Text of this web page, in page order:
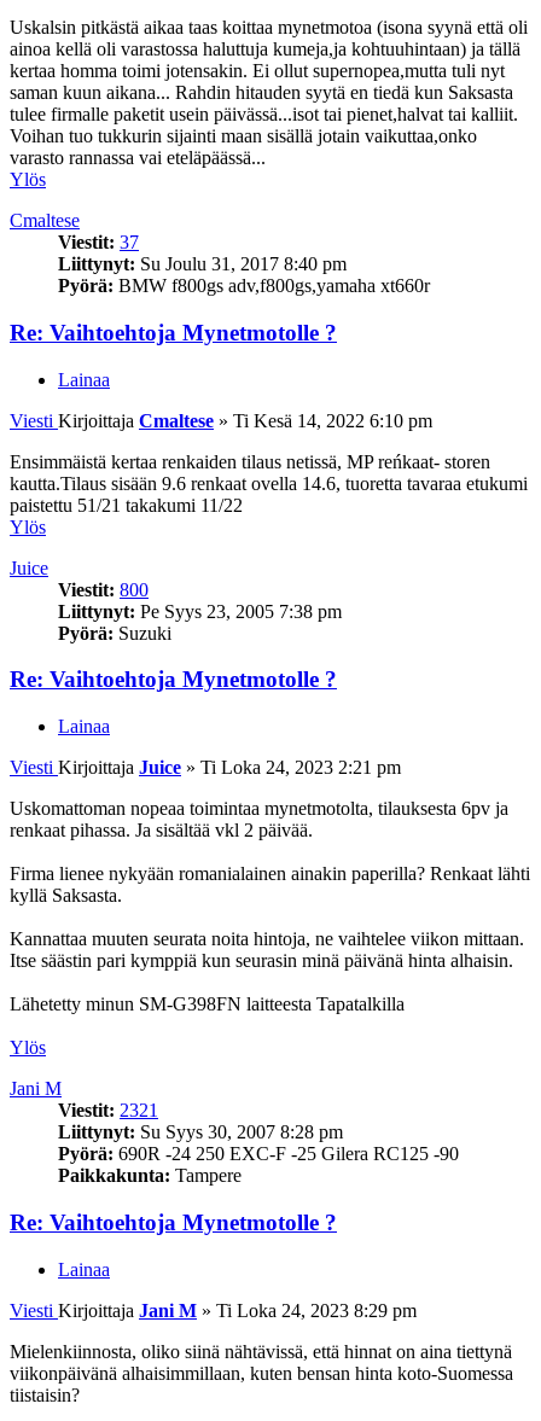
Uskalsin pitkästä aikaa taas koittaa mynetmotoa (isona syynä että oli
ainoa kellä oli varastossa haluttuja kumeja,ja kohtuuhintaan) ja tällä
kertaa homma toimi jotensakin. Ei ollut supernopea,mutta tuli nyt
saman kuun aikana... Rahdin hitauden syytä en tiedä kun Saksasta
tulee firmalle paketit usein päivässä...isot tai pienet,halvat tai kalliit.
Voihan tuo tukkurin sijainti maan sisällä jotain vaikuttaa,onko
varasto rannassa vai eteläpäässä...
Ylös
Cmaltese
Viestit: 37
Liittynyt: Su Joulu 31, 2017 8:40 pm
Pyörä: BMW f800gs adv,f800gs,yamaha xt660r
Re: Vaihtoehtoja Mynetmotolle ?
Lainaa
Viesti Kirjoittaja Cmaltese » Ti Kesä 14, 2022 6:10 pm
Ensimmäistä kertaa renkaiden tilaus netissä, MP reńkaat- storen
kautta.Tilaus sisään 9.6 renkaat ovella 14.6, tuoretta tavaraa etukumi
paistettu 51/21 takakumi 11/22
Ylös
Juice
Viestit: 800
Liittynyt: Pe Syys 23, 2005 7:38 pm
Pyörä: Suzuki
Re: Vaihtoehtoja Mynetmotolle ?
Lainaa
Viesti Kirjoittaja Juice » Ti Loka 24, 2023 2:21 pm
Uskomattoman nopeaa toimintaa mynetmotolta, tilauksesta 6pv ja
renkaat pihassa. Ja sisältää vkl 2 päivää.
Firma lienee nykyään romanialainen ainakin paperilla? Renkaat lähti
kyllä Saksasta.
Kannattaa muuten seurata noita hintoja, ne vaihtelee viikon mittaan.
Itse säästin pari kymppiä kun seurasin minä päivänä hinta alhaisin.
Lähetetty minun SM-G398FN laitteesta Tapatalkilla
Ylös
Jani M
Viestit: 2321
Liittynyt: Su Syys 30, 2007 8:28 pm
Pyörä: 690R -24 250 EXC-F -25 Gilera RC125 -90
Paikkakunta: Tampere
Re: Vaihtoehtoja Mynetmotolle ?
Lainaa
Viesti Kirjoittaja Jani M » Ti Loka 24, 2023 8:29 pm
Mielenkiinnosta, oliko siinä nähtävissä, että hinnat on aina tiettynä
viikonpäivänä alhaisimmillaan, kuten bensan hinta koto-Suomessa
tiistaisin?